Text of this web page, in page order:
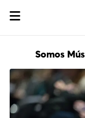
Somos